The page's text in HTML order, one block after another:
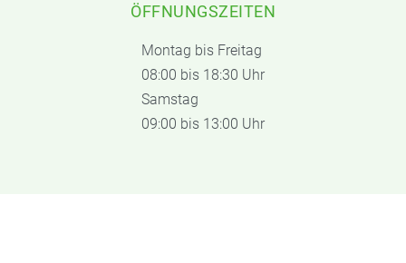
ÖFFNUNGSZEITEN
Montag bis Freitag
08:00 bis 18:30 Uhr
Samstag
09:00 bis 13:00 Uhr